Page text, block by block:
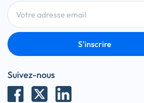
S'inscrire
Suivez-nous